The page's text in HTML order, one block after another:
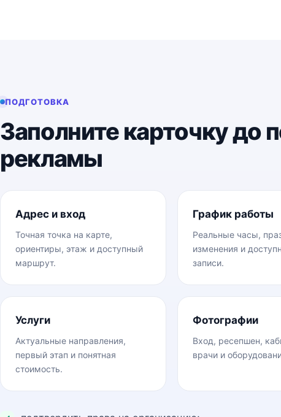
ПОДГОТОВКА
Заполните карточку до
рекламы
Адрес и вход
Точная точка на карте,
ориентиры, этаж и доступный
маршрут.
График работы
Реальные часы,
изменения и
записи.
Услуги
Актуальные направления,
первый этап и понятная
стоимость.
Фотографии
Вход, ресепшен,
врачи и